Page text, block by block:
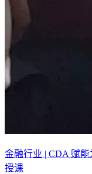
金融行业 | CDA 赋
授课